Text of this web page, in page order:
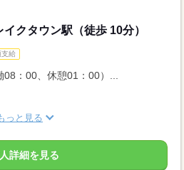
クタウン駅（徒歩 10分）
支給
：00、休憩01：00）...
っと見る
詳細を見る